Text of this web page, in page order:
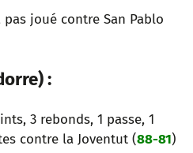
pas joué contre San Pablo
:
3 rebonds, 1 passe, 1
contre la Joventut (88-81)